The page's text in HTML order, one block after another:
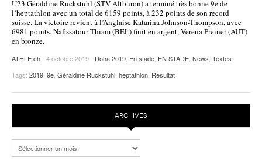
POURQUOI ATHLE.CH ?
ATHLE.CH RÉGIONS | VAUD
HIGHLIGHTS
U23 Géraldine Ruckstuhl (STV Altbüron) a terminé très bonne 9e de
l’heptathlon avec un total de 6159 points, à 232 points de son record
suisse. La victoire revient à l’Anglaise Katarina Johnson-Thompson, avec
6981 points. Nafissatour Thiam (BEL) finit en argent, Verena Preiner (AUT)
en bronze.
ATHLE.ch- 4 octobre 2019 - Doha 2019 En stade EN STADE News Textes
Tags: 2019 9e Géraldine Ruckstuhl heptathlon Résultat
ARCHIVES
Archives